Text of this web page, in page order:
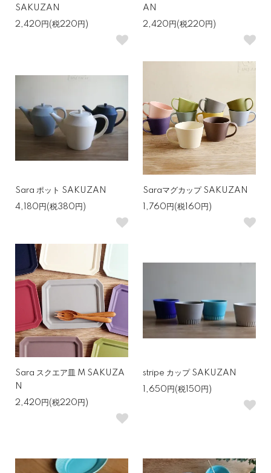
SAKUZAN
2,420円(税220円)
AN
2,420円(税220円)
Sara ポット SAKUZAN
4,180円(税380円)
Saraマグカップ SAKUZAN
1,760円(税160円)
Sara スクエア皿 M SAKUZA
N
2,420円(税220円)
stripe カップ SAKUZAN
1,650円(税150円)